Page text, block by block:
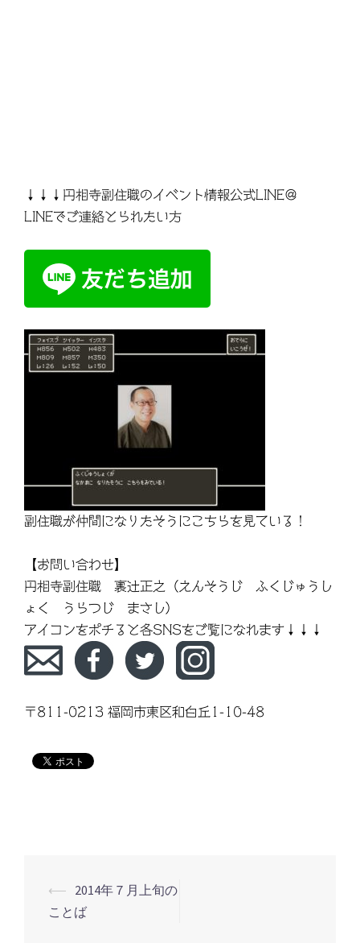
↓↓↓円相寺副住職のイベント情報公式LINE＠
LINEでご連絡とられたい方
副住職が仲間になりたそうにこちらを見ている！
【お問い合わせ】
円相寺副住職 裏辻正之（えんそうじ ふくじゅうし
ょく うらつじ まさし）
アイコンをポチると各SNSをご覧になれます↓↓↓
〒811-0213 福岡市東区和白丘1-10-48
投
稿
⟵ 2014年７月上旬の
ことば